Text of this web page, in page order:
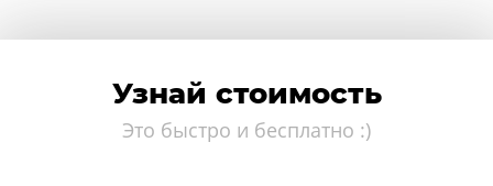
Узнай стоимость
Это быстро и бесплатно :)